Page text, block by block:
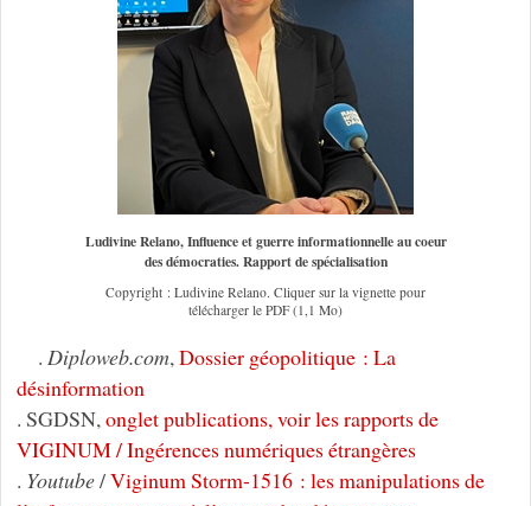
Ludivine Relano, Influence et guerre informationnelle au coeur
des démocraties. Rapport de spécialisation
Copyright : Ludivine Relano. Cliquer sur la vignette pour
télécharger le PDF (1,1 Mo)
. Diploweb.com,Dossier géopolitique : La
désinformation
. SGDSN,onglet publications, voir les rapports de
VIGINUM / Ingérences numériques étrangères
. Youtube/Viginum Storm-1516 : les manipulations de